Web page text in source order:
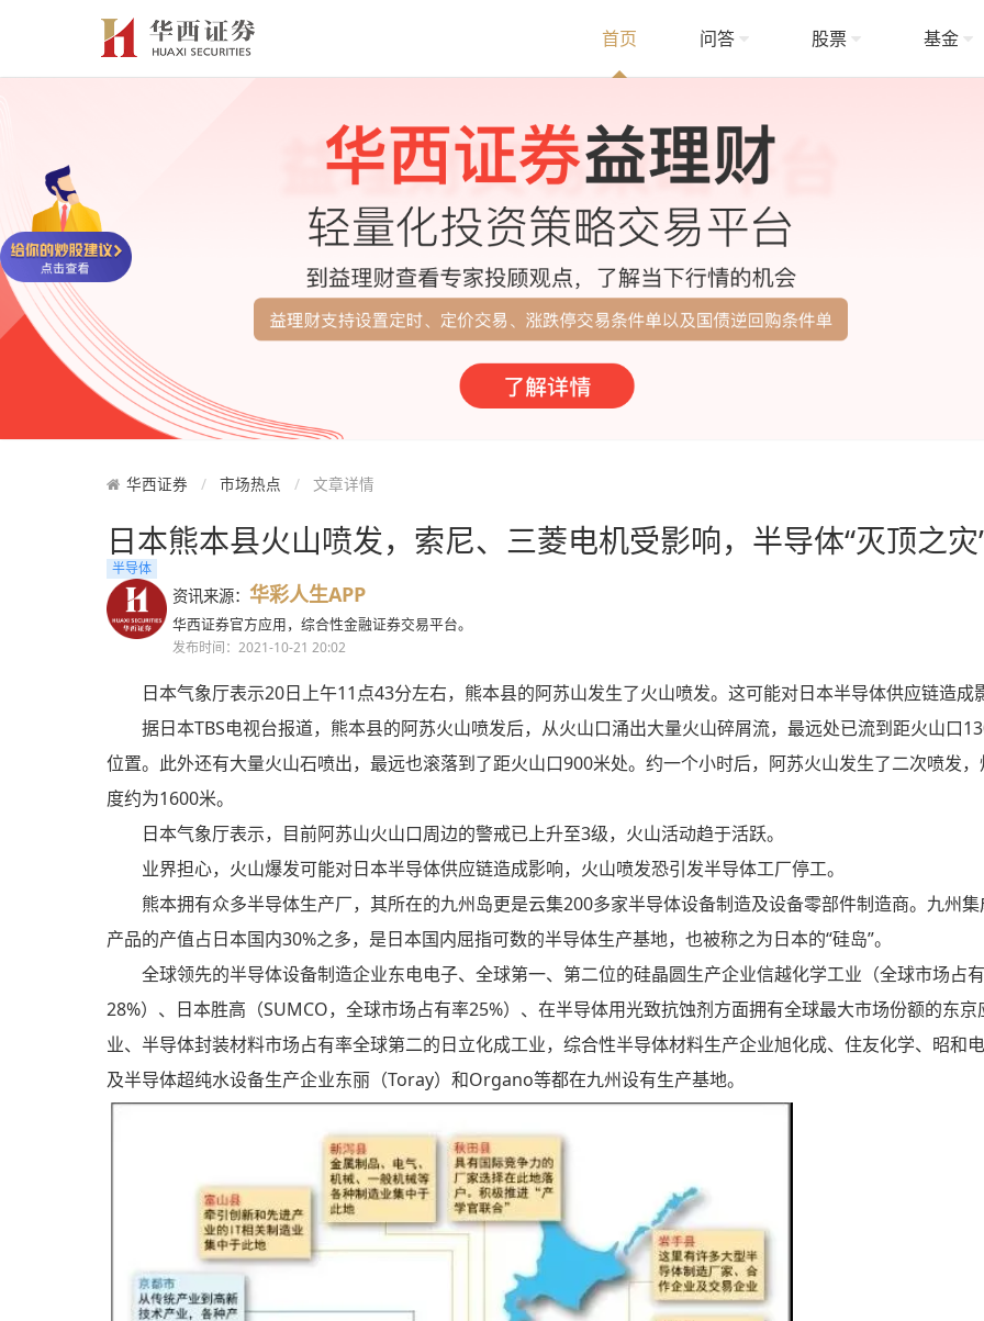
首页 问答 股票 基金
华西证券 市场热点 文章详情
日本熊本县火山喷发，索尼、三菱电机受影响，半导体“灭顶之灾”
半导体
资讯来源： 华彩人生APP
华西证券官方应用，综合性金融证券交易平台。
发布时间：2021-10-21 20:02
日本气象厅表示20日上午11点43分左右，熊本县的阿苏山发生了火山喷发。这可能对日本半导体供应链造成
据日本TBS电视台报道，熊本县的阿苏火山喷发后，从火山口涌出大量火山碎屑流，最远处已流到距火山口
位置。此外还有大量火山石喷出，最远也滚落到了距火山口900米处。约一个小时后，阿苏火山发生了二次喷发，
度约为1600米。
日本气象厅表示，目前阿苏山火山口周边的警戒已上升至3级，火山活动趋于活跃。
业界担心，火山爆发可能对日本半导体供应链造成影响，火山喷发恐引发半导体工厂停工。
熊本拥有众多半导体生产厂，其所在的九州岛更是云集200多家半导体设备制造及设备零部件制造商。九州
产品的产值占日本国内30%之多，是日本国内屈指可数的半导体生产基地，也被称之为日本的“硅岛”。
全球领先的半导体设备制造企业东电电子、全球第一、第二位的硅晶圆生产企业信越化学工业（全球市场占
28%）、日本胜高（SUMCO，全球市场占有率25%）、在半导体用光致抗蚀剂方面拥有全球最大市场份额的东京
业、半导体封装材料市场占有率全球第二的日立化成工业，综合性半导体材料生产企业旭化成、住友化学、昭和
及半导体超纯水设备生产企业东丽（Toray）和Organo等都在九州设有生产基地。